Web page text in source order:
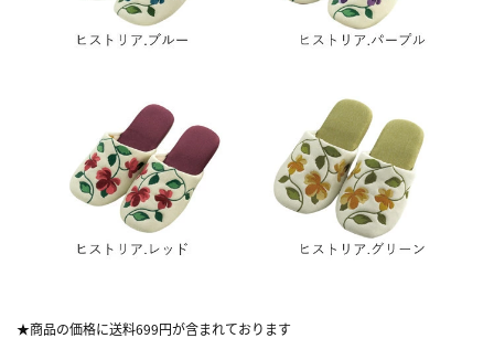
★商品の価格に送料699円が含まれております